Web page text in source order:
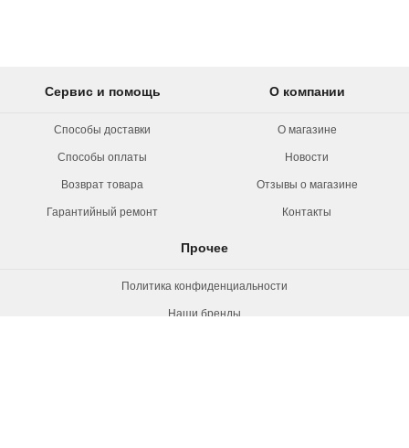
Сервис и помощь
Способы доставки
Способы оплаты
Возврат товара
Гарантийный ремонт
О компании
О магазине
Новости
Отзывы о магазине
Контакты
Прочее
Политика конфиденциальности
Наши бренды